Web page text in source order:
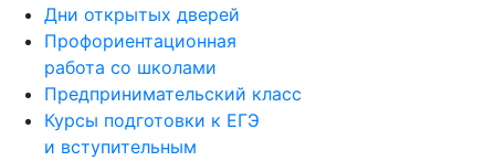
Дни открытых дверей
Профориентационная
работа со школами
Предпринимательский класс
Курсы подготовки к ЕГЭ
и вступительным